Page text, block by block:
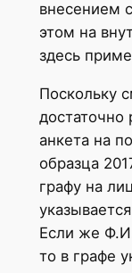
внесением
этом на
здесь
Поскольку
достаточно
анкета на
образца
графу на
Если же
то в графе